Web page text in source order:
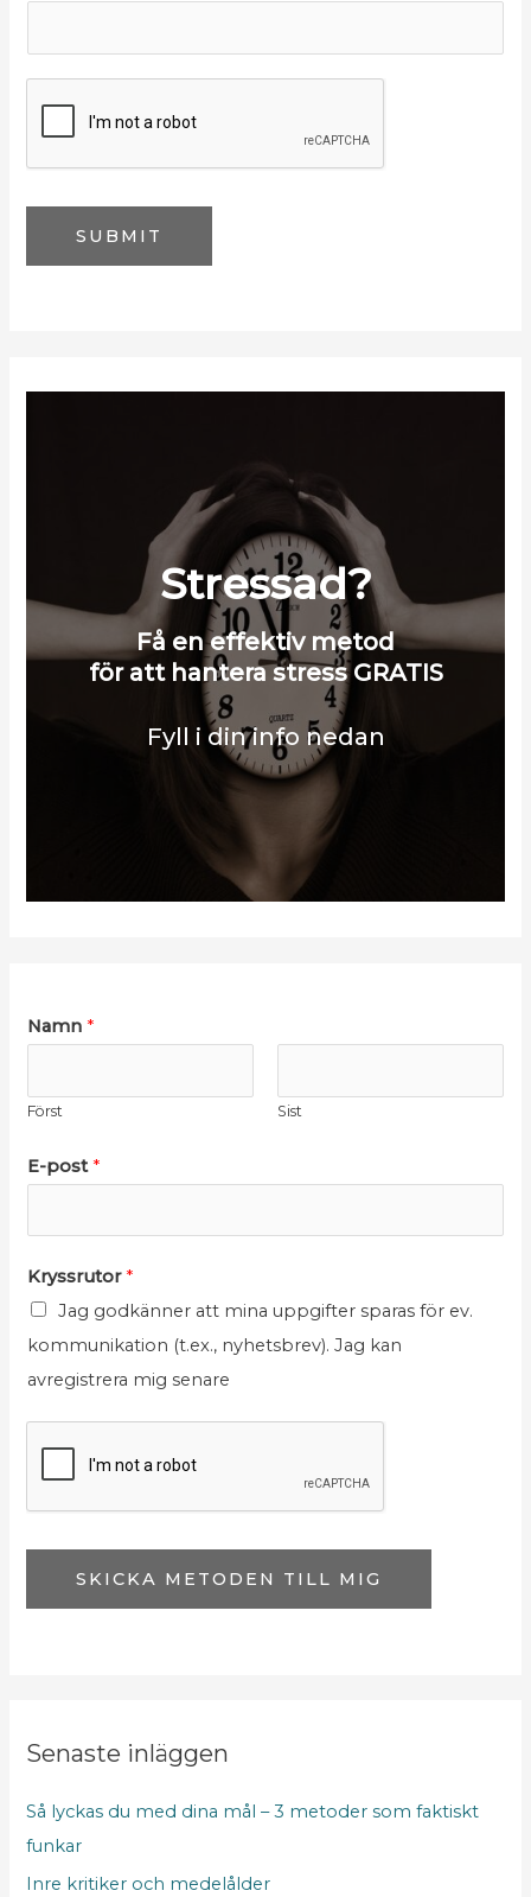
SUBMIT
Stressad?
Få en effektiv metod
för att hantera stress GRATIS
Fyll i din info nedan
Namn *
Först Sist
-
y
n
E-post *
E
-
p
K
s
t
r
Kryssrutor *
Jag godkänner att mina uppgifter sparas för ev.
kommunikation (t.ex., nyhetsbrev). Jag kan
avregistrera mig senare
SKICKA METODEN TILL MIG
Senaste inläggen
Så lyckas du med dina mål – 3 metoder som faktiskt
funkar
Inre kritiker och medelålder